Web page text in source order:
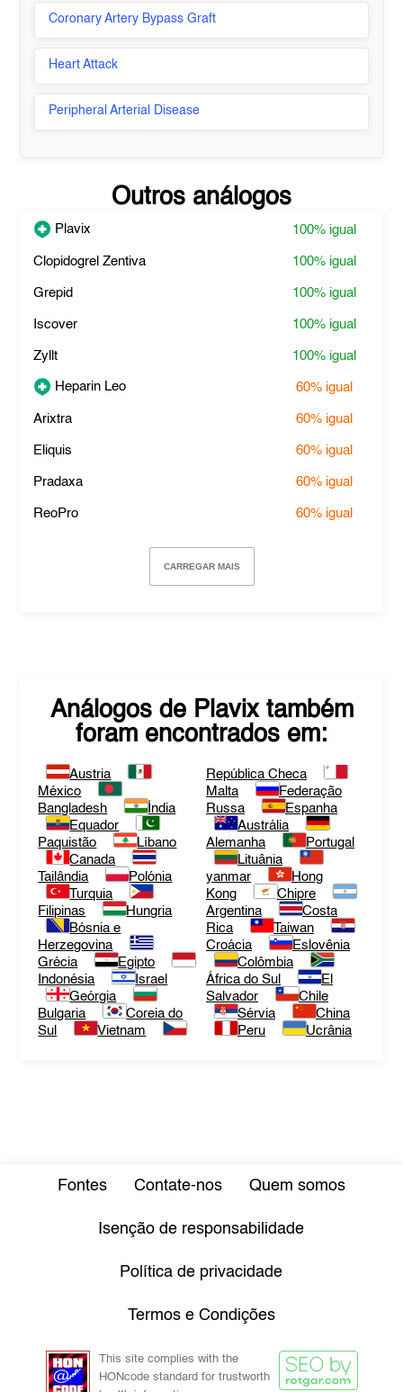
Coronary Artery Bypass Graft
Heart Attack
Peripheral Arterial Disease
Outros análogos
Plavix 100% igual
Clopidogrel Zentiva 100% igual
Grepid 100% igual
Iscover 100% igual
Zyllt 100% igual
Heparin Leo 60% igual
Arixtra 60% igual
Eliquis 60% igual
Pradaxa 60% igual
ReoPro 60% igual
CARREGAR MAIS
Análogos de Plavixtambém
foram encontrados em:
Austria
México
Bangladesh
Índia
Equador
Paquistão
Líbano
Canada
Tailândia
Polónia
Turquia
Filipinas
Hungria
Bósnia e
Herzegovina
Grécia
Egipto
Indonésia
Israel
Geórgia
Bulgaria
Coreia do
Sul
Vietnam
República Checa
Malta
Federação
Russa
Espanha
Austrália
Alemanha
Portugal
Lituânia
yanmar
Hong
Kong
Chipre
Argentina
Costa
Rica
Taiwan
Croácia
Eslovênia
Colômbia
África do Sul
El
Salvador
Chile
Sérvia
China
Peru
Ucrânia
Fontes Contate-nos Quem somos
Isenção de responsabilidade
Política de privacidade
Termos e Condições
This site complies with the
HONcode standard for trustworth